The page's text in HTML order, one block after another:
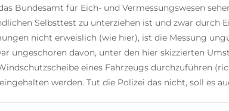
Bundesamt für Eich- und Vermessungswesen
Selbsttest zu unterziehen ist und zwar
nicht erweislich (wie hier), ist die Messung
ungeschoren davon, unter den hier skizzierten
eines Fahrzeugs durchzuführen
werden. Tut die Polizei das nicht, soll es